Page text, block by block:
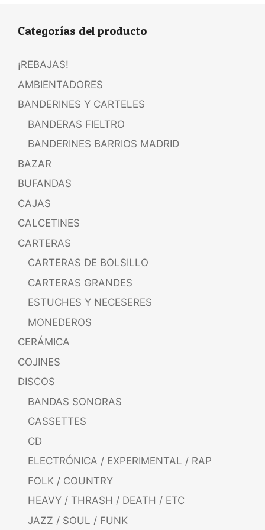
Categorías del producto
¡REBAJAS!
AMBIENTADORES
BANDERINES Y CARTELES
BANDERAS FIELTRO
BANDERINES BARRIOS MADRID
BAZAR
BUFANDAS
CAJAS
CALCETINES
CARTERAS
CARTERAS DE BOLSILLO
CARTERAS GRANDES
ESTUCHES Y NECESERES
MONEDEROS
CERÁMICA
COJINES
DISCOS
BANDAS SONORAS
CASSETTES
CD
ELECTRÓNICA / EXPERIMENTAL / RAP
FOLK / COUNTRY
HEAVY / THRASH / DEATH / ETC
JAZZ / SOUL / FUNK